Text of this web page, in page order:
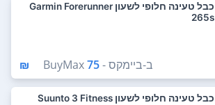
כבל טעינה חלופי לשעון Garmin Forerunner
265s
ב-ביימקס - BuyMax75 ₪
כבל טעינה חלופי לשעון Suunto 3 Fitness